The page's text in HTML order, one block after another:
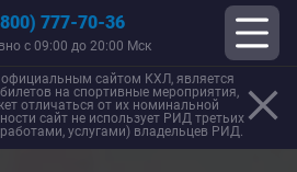
777-70-36
с 09:00 до 20:00 Мск
сайтом КХЛ, является
на спортивные мероприятия,
отличаться от их номинальной
сайт не использует РИД третьих
услугами) владельцев РИД.